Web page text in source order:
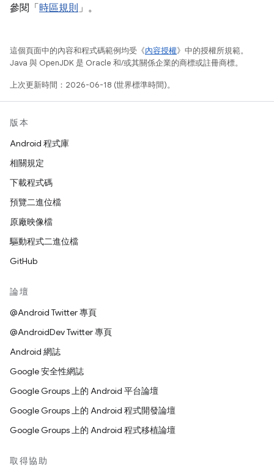
參閱「 時區規則 」。
這個頁面中的內容和程式碼範例均受《內容授權》中的授權所規範。
Java 與 OpenJDK 是 Oracle 和/或其關係企業的商標或註冊商標。
上次更新時間：2026-06-18 (世界標準時間)。
版本
Android 程式庫
相關規定
下載程式碼
預覽二進位檔
原廠映像檔
驅動程式二進位檔
GitHub
論壇
@Android Twitter 專頁
@AndroidDev Twitter 專頁
Android 網誌
Google 安全性網誌
Google Groups 上的 Android 平台論壇
Google Groups 上的 Android 程式開發論壇
Google Groups 上的 Android 程式移植論壇
取得協助